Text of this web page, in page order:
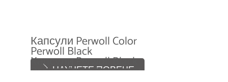
Капсули Perwoll Color
НАУЧЕТЕ ПОВЕЧЕ
Perwoll Black
Капсули Perwoll Black
Perwoll Sport Detergent